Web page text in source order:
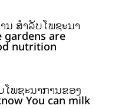
ນ ສໍາລັບໂພຊະນາ
gardens are
nutrition
ພຊະນາການຂອງ
You can milk